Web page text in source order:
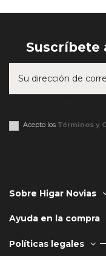
Suscríbete
Acepto los Términos y
Sobre Higar Novias
Ayuda en la compra
Políticas legales